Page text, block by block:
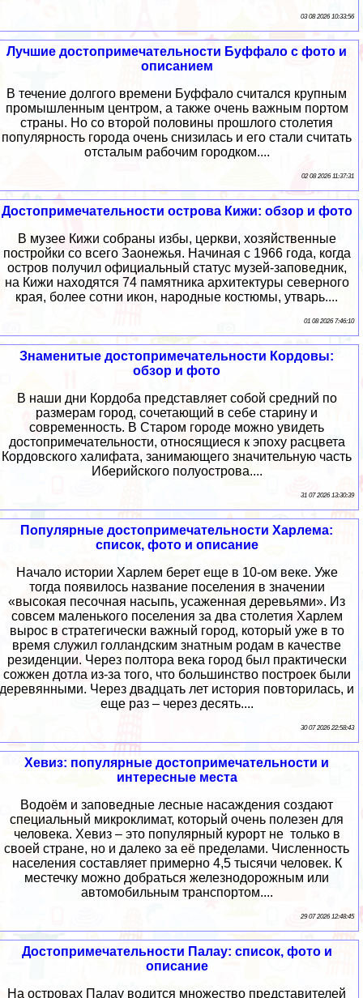
03 08 2026 10:33:56
Лучшие достопримечательности Буффало с фото и
описанием
В течение долгого времени Буффало считался крупным
промышленным центром, а также очень важным портом
страны. Но со второй половины прошлого столетия
популярность города очень снизилась и его стали считать
отсталым рабочим городком....
02 08 2026 11:37:31
Достопримечательности острова Кижи: обзор и фото
В музее Кижи собраны избы, церкви, хозяйственные
постройки со всего Заонежья. Начиная с 1966 года, когда
остров получил официальный статус музей-заповедник,
на Кижи находятся 74 памятника архитектуры северного
края, более сотни икон, народные костюмы, утварь....
01 08 2026 7:46:10
Знаменитые достопримечательности Кордовы:
обзор и фото
В наши дни Кордоба представляет собой средний по
размерам город, сочетающий в себе старину и
современность. В Старом городе можно увидеть
достопримечательности, относящиеся к эпоху расцвета
Кордовского халифата, занимающего значительную часть
Иберийского полуострова....
31 07 2026 13:30:39
Популярные достопримечательности Харлема:
список, фото и описание
Начало истории Харлем берет еще в 10-ом веке. Уже
тогда появилось название поселения в значении
«высокая песочная насыпь, усаженная деревьями». Из
совсем маленького поселения за два столетия Харлем
вырос в стратегически важный город, который уже в то
время служил голландским знатным родам в качестве
резиденции. Через полтора века город был практически
сожжен дотла из-за того, что большинство построек были
деревянными. Через двадцать лет история повторилась, и
еще раз – через десять....
30 07 2026 22:58:43
Хевиз: популярные достопримечательности и
интересные места
Водоём и заповедные лесные насаждения создают
специальный микроклимат, который очень полезен для
человека. Хевиз – это популярный курорт не только в
своей стране, но и далеко за её пределами. Численность
населения составляет примерно 4,5 тысячи человек. К
местечку можно добраться железнодорожным или
автомобильным транспортом....
29 07 2026 12:48:45
Достопримечательности Палау: список, фото и
описание
На островах Палау водится множество представителей